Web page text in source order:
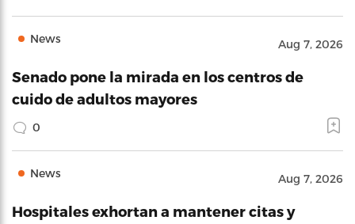
News Aug 7, 2026
Senado pone la mirada en los centros de
cuido de adultos mayores
0
News Aug 7, 2026
Hospitales exhortan a mantener citas y